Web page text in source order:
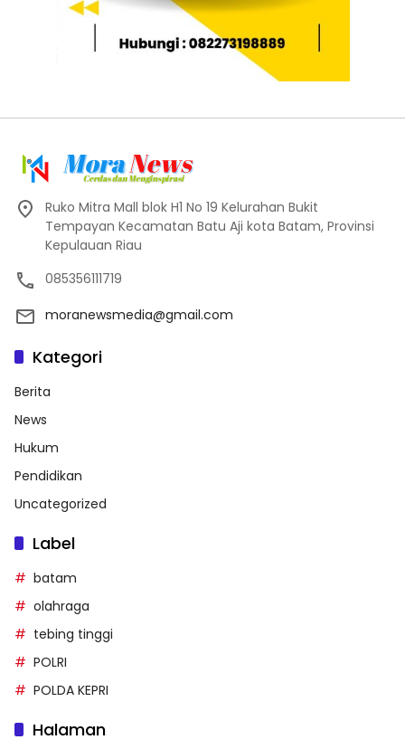
Ruko Mitra Mall blok H1 No 19 Kelurahan Bukit
Tempayan Kecamatan Batu Aji kota Batam, Provinsi
Kepulauan Riau
085356111719
moranewsmedia@gmail.com
Kategori
Berita
News
Hukum
Pendidikan
Uncategorized
Label
batam
olahraga
tebing tinggi
POLRI
POLDA KEPRI
Halaman